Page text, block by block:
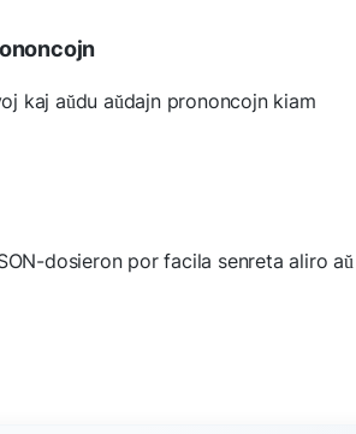
kaj aŭdu aŭdajn prononcojn kiam
dosieron por facila senreta aliro aŭ